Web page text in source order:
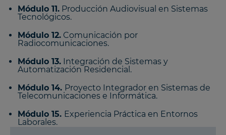
Módulo 11. Producción Audiovisual en Sistemas
Tecnológicos.
Módulo 12. Comunicación por
Radiocomunicaciones.
Módulo 13. Integración de Sistemas y
Automatización Residencial.
Módulo 14. Proyecto Integrador en Sistemas de
Telecomunicaciones e Informática.
Módulo 15. Experiencia Práctica en Entornos
Laborales.